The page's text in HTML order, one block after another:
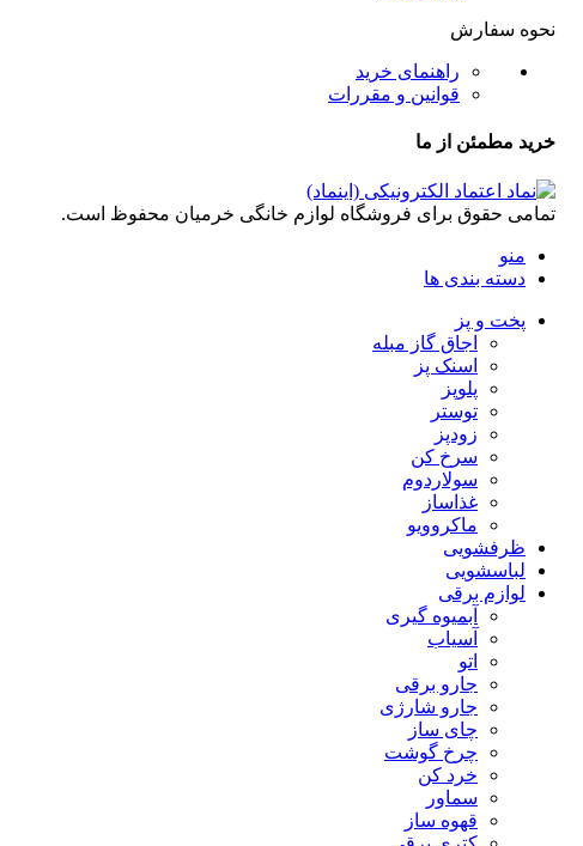
نحوه سفارش
راهنمای خرید
قوانین و مقررات
خرید مطمئن از ما
تمامی حقوق برای فروشگاه لوازم خانگی خرمیان محفوظ است.
منو
دسته بندی ها
پخت و پز
اجاق گاز مبله
اسنک پز
پلوپز
توستر
زودپز
سرخ کن
سولاردوم
غذاساز
ماکروویو
ظرفشویی
لباسشویی
لوازم برقی
آبمیوه گیری
آسیاب
اتو
جارو برقی
جارو شارژی
چای ساز
چرخ گوشت
خرد کن
سماور
قهوه ساز